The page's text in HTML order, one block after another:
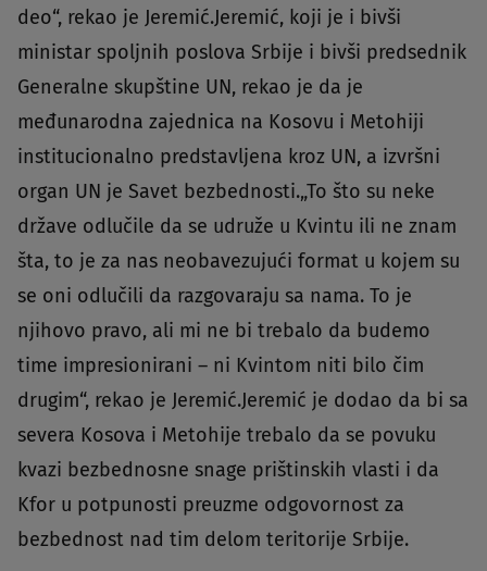
deo“, rekao je Jeremić.Jeremić, koji je i bivši
ministar spoljnih poslova Srbije i bivši predsednik
Generalne skupštine UN, rekao je da je
međunarodna zajednica na Kosovu i Metohiji
institucionalno predstavljena kroz UN, a izvršni
organ UN je Savet bezbednosti.„To što su neke
države odlučile da se udruže u Kvintu ili ne znam
šta, to je za nas neobavezujući format u kojem su
se oni odlučili da razgovaraju sa nama. To je
njihovo pravo, ali mi ne bi trebalo da budemo
time impresionirani – ni Kvintom niti bilo čim
drugim“, rekao je Jeremić.Jeremić je dodao da bi sa
severa Kosova i Metohije trebalo da se povuku
kvazi bezbednosne snage prištinskih vlasti i da
Kfor u potpunosti preuzme odgovornost za
bezbednost nad tim delom teritorije Srbije.